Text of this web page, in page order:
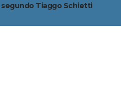
Tiaggo Schietti